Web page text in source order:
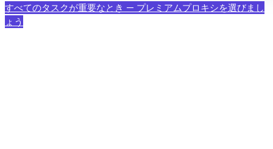
すべてのタスクが重要なとき — プレミアムプロキシを選びまし
ょう